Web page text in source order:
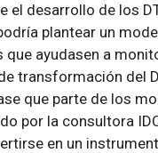
el desarrollo de los
plantear un
ayudasen a
transformación del
que parte de los
por la consultora
en un